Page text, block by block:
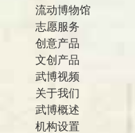
流动博物馆
志愿服务
创意产品
文创产品
武博视频
关于我们
武博概述
机构设置